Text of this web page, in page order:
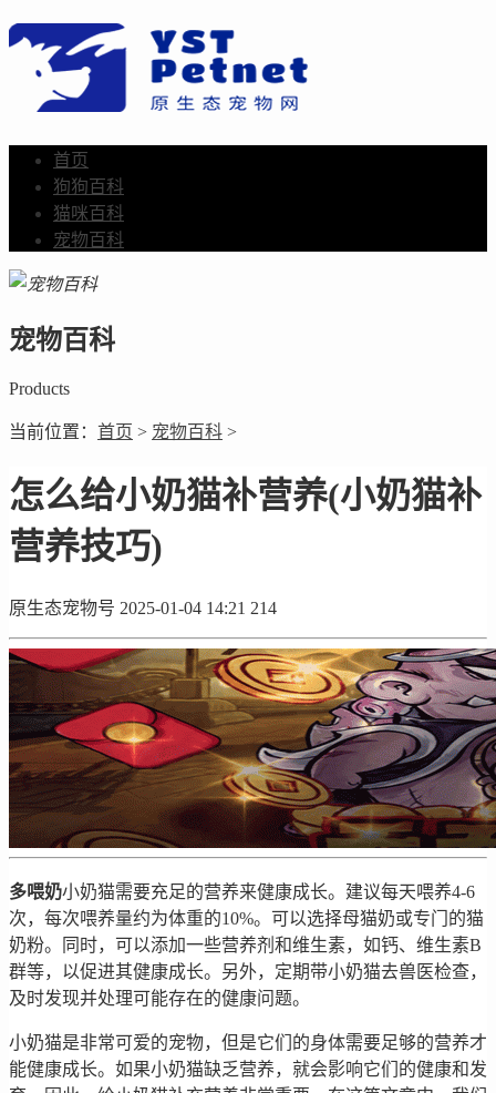
首页
狗狗百科
猫咪百科
宠物百科
宠物百科
Products
当前位置： 首页 > 宠物百科 >
怎么给小奶猫补营养(小奶猫补
营养技巧)
原生态宠物号 2025-01-04 14:21 214
多喂奶小奶猫需要充足的营养来健康成长。建议每天喂养4-6
次，每次喂养量约为体重的10%。可以选择母猫奶或专门的猫
奶粉。同时，可以添加一些营养剂和维生素，如钙、维生素B
群等，以促进其健康成长。另外，定期带小奶猫去兽医检查，
及时发现并处理可能存在的健康问题。
小奶猫是非常可爱的宠物，但是它们的身体需要足够的营养才
能健康成长。如果小奶猫缺乏营养，就会影响它们的健康和发